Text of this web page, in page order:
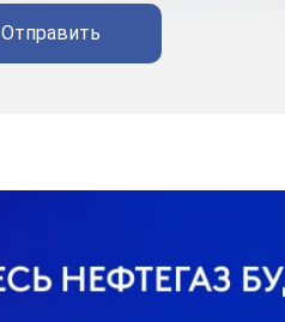
Отправить